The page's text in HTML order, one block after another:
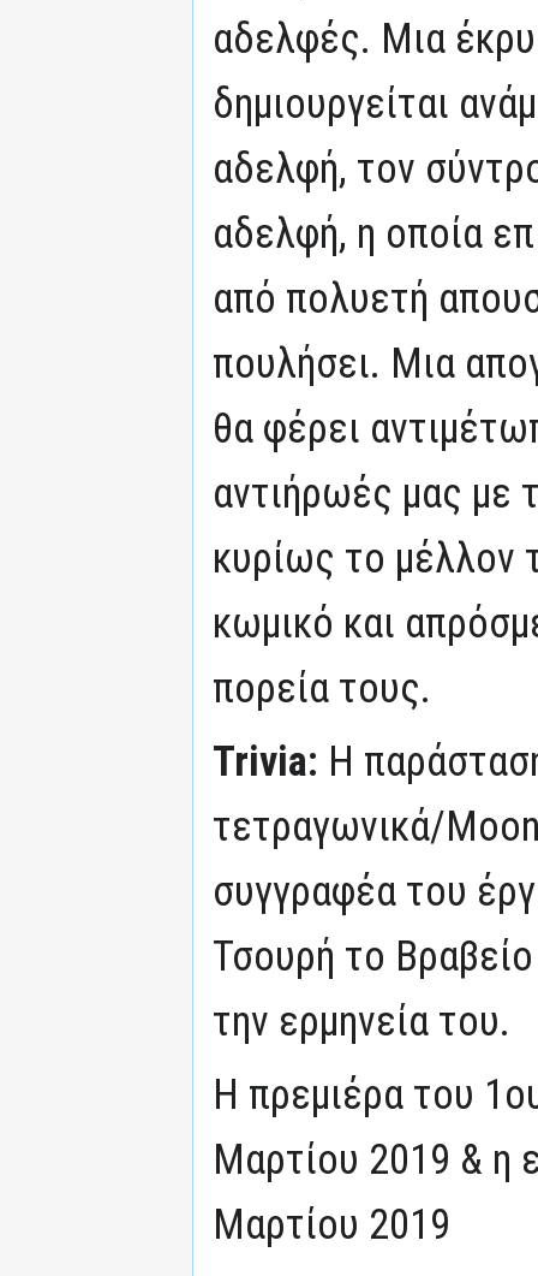
αδελφές. Μια
δημιουργείται
αδελφή, τον
αδελφή, η οποία
από πολυετή
πουλήσει. Μια
θα φέρει
αντιήρωές μας με
κυρίως το μέλλον
κωμικό και
πορεία τους.
Trivia: Η
τετραγωνικά/
συγγραφέα του
Τσουρή το
την ερμηνεία του.
Η πρεμιέρα του
Μαρτίου 2019 & η
Μαρτίου 2019